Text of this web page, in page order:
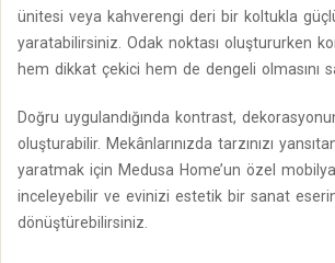
ünitesi veya kahverengi deri bir koltukla
yaratabilirsiniz. Odak noktası oluştururken
hem dikkat çekici hem de dengeli olmasını
Doğru uygulandığında kontrast,
oluşturabilir. Mekânlarınızda tarzınızı
yaratmak için Medusa Home’un özel
inceleyebilir ve evinizi estetik bir sanat
dönüştürebilirsiniz.